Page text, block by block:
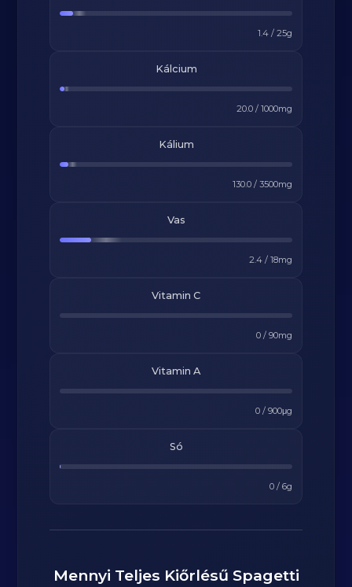
1.4/ 25g
Kálcium
20.0/ 1000mg
Kálium
130.0/ 3500mg
Vas
2.4/ 18mg
Vitamin C
0/ 90mg
Vitamin A
0/ 900μg
Só
0/ 6g
Mennyi Teljes Kiőrlésű Spagetti